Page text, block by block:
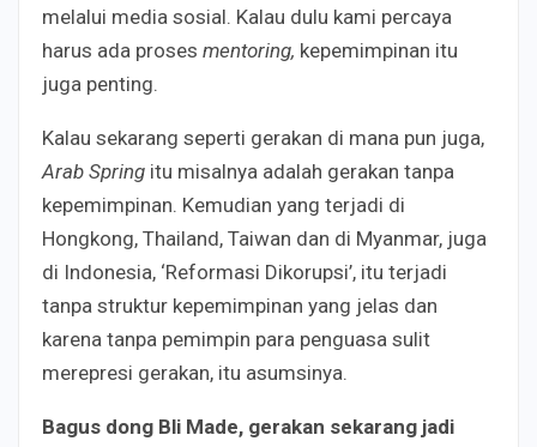
melalui media sosial. Kalau dulu kami percaya
harus ada proses mentoring, kepemimpinan itu
juga penting.
Kalau sekarang seperti gerakan di mana pun juga,
Arab Spring itu misalnya adalah gerakan tanpa
kepemimpinan. Kemudian yang terjadi di
Hongkong, Thailand, Taiwan dan di Myanmar, juga
di Indonesia, ‘Reformasi Dikorupsi’, itu terjadi
tanpa struktur kepemimpinan yang jelas dan
karena tanpa pemimpin para penguasa sulit
merepresi gerakan, itu asumsinya.
Bagus dong Bli Made, gerakan sekarang jadi